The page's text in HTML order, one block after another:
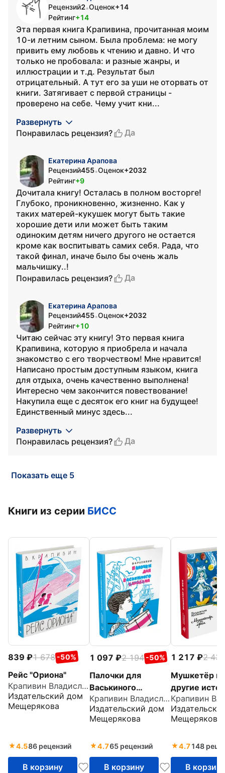
Рецензий2•Оценок+14
Рейтинг+14
Эта первая книга Крапивина, прочитанная моим
10-и летним сыном. Была проблема: не могу
привить ему любовь к чтению и давно. И что
только не пробовала: и разные жанры, и
иллюстрации и т.д. Результат был
отрицательный. А тут его за уши не оторвать от
книги. Затягивает с первой страницы -
проверено на себе. Чему учит кни...
Развернуть
Понравилась рецензия?
Да
Екатерина Арапова
Рецензий455•Оценок+2032
Рейтинг+9
Дочитала книгу! Осталась в полном восторге!
Глубоко, проникновенно, жизненно. Как у
таких матерей-кукушек могут быть такие
хорошие дети или может быть таким
одиноким детям ничего другого не остается
кроме как воспитывать самих себя. Рада, что
такой финал, иначе было бы очень жаль
мальчишку..!
Понравилась рецензия?
Да
Екатерина Арапова
Рецензий455•Оценок+2032
Рейтинг+10
Читаю сейчас эту книгу! Это первая книга
Крапивина, которую я приобрела и начала
знакомство с его творчеством! Мне нравится!
Написано простым доступным языком, книга
для отдыха, очень качественно выполнена!
Интересно чем закончится повествование!
Накупила еще с десяток его книг на будущее!
Единственный минус здесь...
Развернуть
Понравилась рецензия?
Да
Показать еще 5
Книги из серии БИСС
839 1 678 -50%
Рейс "Ориона"
Крапивин Владислав Петрович
Издательский дом
Мещерякова
4.586 рецензий
В корзину
1 097 2 194 -50%
Палочки для
Васькиного
барабана. Повести.
Рассказы
Крапивин Владислав Петрович
Издательский дом
Мещерякова
4.765 рецензий
В корзину
1 217
2 434
Мушкетёр и
другие
жизни
Воробьева
Мещерякова
4.7148
В корзину